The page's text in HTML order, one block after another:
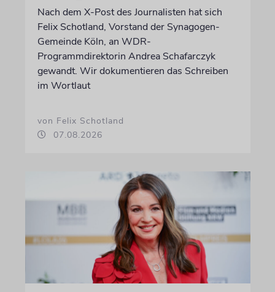
Nach dem X-Post des Journalisten hat sich
Felix Schotland, Vorstand der Synagogen-
Gemeinde Köln, an WDR-
Programmdirektorin Andrea Schafarczyk
gewandt. Wir dokumentieren das Schreiben
im Wortlaut
von Felix Schotland
07.08.2026